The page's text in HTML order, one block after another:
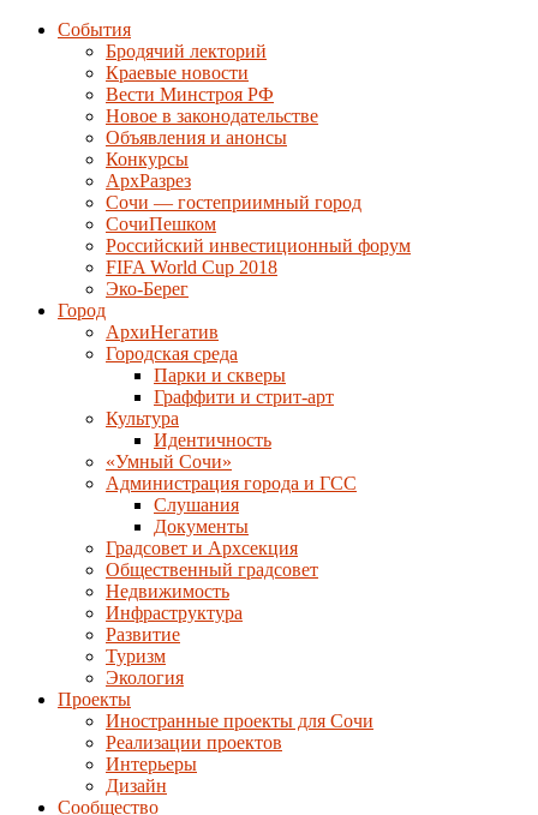
События
Бродячий лекторий
Краевые новости
Вести Минстроя РФ
Новое в законодательстве
Объявления и анонсы
Конкурсы
АрхРазрез
Сочи — гостеприимный город
СочиПешком
Российский инвестиционный форум
FIFA World Cup 2018
Эко-Берег
Город
АрхиНегатив
Городская среда
Парки и скверы
Граффити и стрит-арт
Культура
Идентичность
«Умный Сочи»
Администрация города и ГСС
Слушания
Документы
Градсовет и Архсекция
Общественный градсовет
Недвижимость
Инфраструктура
Развитие
Туризм
Экология
Проекты
Иностранные проекты для Сочи
Реализации проектов
Интерьеры
Дизайн
Сообщество